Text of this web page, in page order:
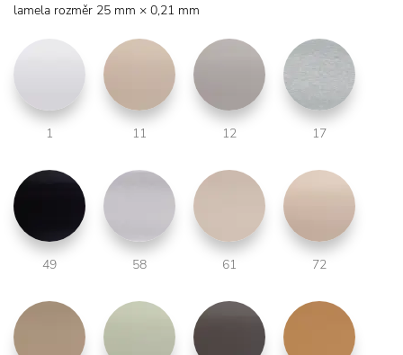
lamela rozměr 25 mm × 0,21 mm
1 11 12 17
49 58 61 72